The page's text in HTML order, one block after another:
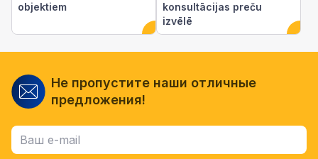
objektiem
konsultācijas preču
izvēlē
Не пропустите наши отличные
предложения!